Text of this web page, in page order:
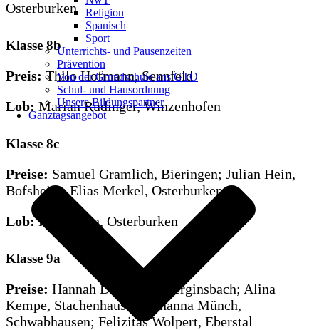
Religion
Spanisch
Sport
Unterrichts- und Pausenzeiten
Prävention
Von der Grundschule ans GTO
Schul- und Hausordnung
Unsere Bildungspartner
Ganztagsangebot
Osterburken
Klasse 8b
Preis: Thilo Hofmann, Sennfeld
Lob: Marian Rüdinger, Winzenhofen
Klasse 8c
Preise: Samuel Gramlich, Bieringen; Julian Hein,
Bofsheim; Elias Merkel, Osterburken
Lob:Nele Henn, Osterburken
Klasse 9a
Preise: Hannah Deubler, Unterginsbach; Alina
Kempe, Stachenhausen, Johanna Münch,
Schwabhausen; Felizitas Wolpert, Eberstal